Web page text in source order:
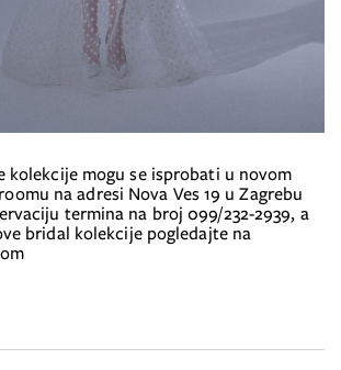
kolekcije mogu se isprobati u novom
na adresi Nova Ves 19 u Zagrebu
termina na broj 099/232-2939, a
bridal kolekcije pogledajte na